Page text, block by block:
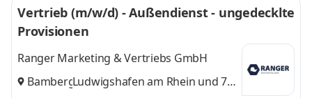
Vertrieb (m/w/d) - Außendienst - ungedecklte
Provisionen
Ranger Marketing & Vertriebs GmbH
Bamberg,
Ludwigshafen am Rhein und 7